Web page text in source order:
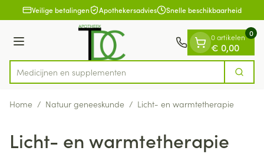
Ga naar de inhoud
1 van 1Veilige betalingen Apothekersadvies Snelle beschikbaarheid
Menu
Product, merk, categorie...
Medicijne Zoek
0 artikelen
€ 0,00
0
Home / Natuur geneeskunde / Licht- en warmtetherapie
Licht- en warmtetherapie